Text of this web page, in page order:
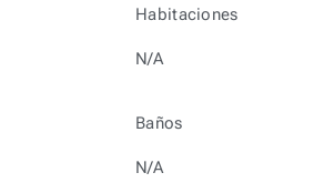
Habitaciones
N/A
Baños
N/A